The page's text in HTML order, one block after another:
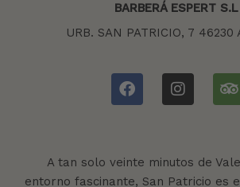
BARBERÁ ESPERT S.L
URB. SAN PATRICIO, 7 46230
A tan solo veinte minutos de
entorno fascinante, San Patricio es